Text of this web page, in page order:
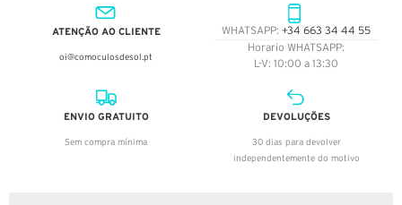
ATENÇÃO AO CLIENTE
oi@comoculosdesol.pt
WHATSAPP: +34 663 34 44 55
Horario WHATSAPP:
L-V: 10:00 a 13:30
ENVIO GRATUITO
Sem compra mínima
DEVOLUÇÕES
30 dias para devolver
independentemente do motivo